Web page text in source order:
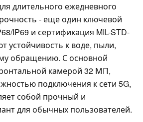
длительного ежедневного
- еще один ключевой
IP69 и сертификация MIL-STD-
устойчивость к воде, пыли,
обращению. С основной
камерой 32 МП,
подключения к сети 5G,
собой прочный и
для обычных пользователей.